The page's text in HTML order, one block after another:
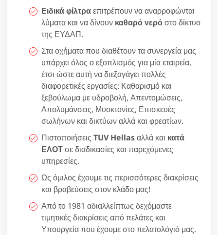
Ειδικά φίλτραεπιτρέπουν να αναρροφώνται
λύματα και να δίνουν καθαρό νερόστο δίκτυο
της ΕΥΔΑΠ.
Στα οχήματα που διαθέτουν τα συνεργεία μας
υπάρχει όλος ο εξοπλισμός για μία εταιρεία,
έτσι ώστε αυτή να διεξαγάγει πολλές
διαφορετικές εργασίες: Καθαρισμό και
ξεβούλωμα με υδροβολή, Απεντομώσεις,
Απολυμάνσεις, Μυοκτονίες, Επισκευές
σωλήνων και δικτύων αλλά και φρεατίων.
Πιστοποιήσεις TUV Hellasαλλά και κατά
ΕΛΟΤσε διαδικασίες και παρεχόμενες
υπηρεσίες.
Ως όμιλος έχουμε τις περισσότερες διακρίσεις
και βραβεύσεις στον κλάδο μας!
Από το 1981 αδιαλλείπτως δεχόμαστε
τιμητικές διακρίσεις από πελάτες και
Υπουργεία που έχουμε στο πελατολόγιό μας.